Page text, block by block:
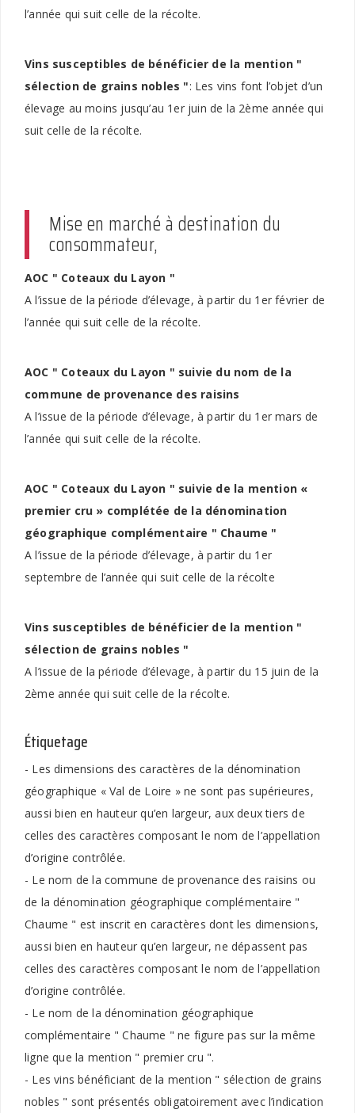
l’année qui suit celle de la récolte.
Vins susceptibles de bénéficier de la mention "
sélection de grains nobles ": Les vins font l’objet d’un
élevage au moins jusqu’au 1er juin de la 2ème année qui
suit celle de la récolte.
Mise en marché à destination du
consommateur,
AOC " Coteaux du Layon "
A l’issue de la période d’élevage, à partir du 1er février de
l’année qui suit celle de la récolte.
AOC " Coteaux du Layon " suivie du nom de la
commune de provenance des raisins
A l’issue de la période d’élevage, à partir du 1er mars de
l’année qui suit celle de la récolte.
AOC " Coteaux du Layon " suivie de la mention «
premier cru » complétée de la dénomination
géographique complémentaire " Chaume "
A l’issue de la période d’élevage, à partir du 1er
septembre de l’année qui suit celle de la récolte
Vins susceptibles de bénéficier de la mention "
sélection de grains nobles "
A l’issue de la période d’élevage, à partir du 15 juin de la
2ème année qui suit celle de la récolte.
Étiquetage
- Les dimensions des caractères de la dénomination
géographique « Val de Loire » ne sont pas supérieures,
aussi bien en hauteur qu’en largeur, aux deux tiers de
celles des caractères composant le nom de l’appellation
d’origine contrôlée.
- Le nom de la commune de provenance des raisins ou
de la dénomination géographique complémentaire "
Chaume " est inscrit en caractères dont les dimensions,
aussi bien en hauteur qu’en largeur, ne dépassent pas
celles des caractères composant le nom de l’appellation
d’origine contrôlée.
- Le nom de la dénomination géographique
complémentaire " Chaume " ne figure pas sur la même
ligne que la mention " premier cru ".
- Les vins bénéficiant de la mention " sélection de grains
nobles " sont présentés obligatoirement avec l’indication